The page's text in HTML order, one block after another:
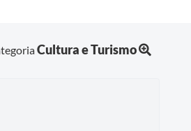
Cultura e Turismo